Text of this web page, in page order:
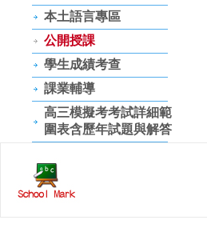
本土語言專區
公開授課
學生成績考查
課業輔導
高三模擬考考試詳細範
圍表含歷年試題與解答